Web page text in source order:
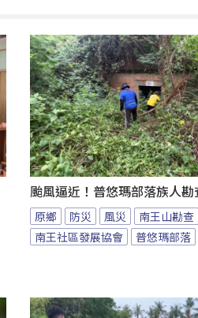
颱風逼近！普悠瑪部落族人勘
原鄉 防災 風災
南王山勘查
南王社區發展協會
普悠瑪部落